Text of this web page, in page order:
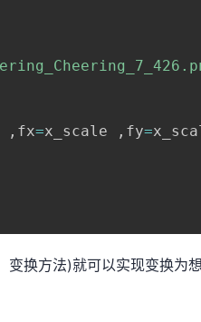
, fx=x_scale , fy=
换方法)就可以实现变换为